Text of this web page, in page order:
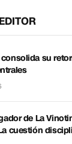
consolida su
de La
cuestión